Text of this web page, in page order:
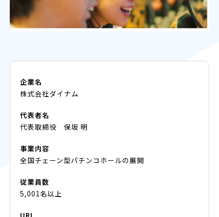
企業名
株式会社ダイナム
代表者名
代表取締役 保坂 明
事業内容
全国チェーン型パチンコホールの展開
従業員数
5,001名以上
URL